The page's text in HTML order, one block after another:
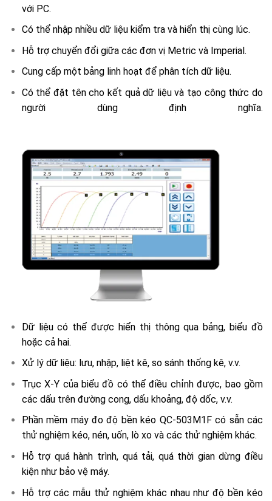
với PC.
Có thể nhập nhiều dữ liệu kiểm tra và hiển thị cùng lúc.
Hỗ trợ chuyển đổi giữa các đơn vị Metric và Imperial.
Cung cấp một bảng linh hoạt để phân tích dữ liệu.
Có thể đặt tên cho kết quả dữ liệu và tạo công thức do
người dùng định nghĩa.
Dữ liệu có thể được hiển thị thông qua bảng, biểu đồ
hoặc cả hai.
Xử lý dữ liệu: lưu, nhập, liệt kê, so sánh thống kê, v.v.
Trục X-Y của biểu đồ có thể điều chỉnh được, bao gồm
các dấu trên đường cong, dấu khoảng, độ dốc, v.v.
Phần mềm máy đo độ bền kéo QC-503M1F có sẵn các
thử nghiệm kéo, nén, uốn, lò xo và các thử nghiệm khác.
Hỗ trợ quá hành trình, quá tải, quá thời gian dừng điều
kiện như bảo vệ máy.
Hỗ trợ các mẫu thử nghiệm khác nhau như độ bền kéo